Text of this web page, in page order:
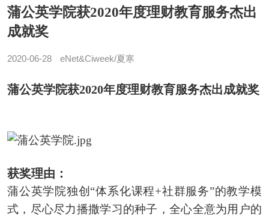
蒲公英学院获2020年度理财教育服务杰出
成就奖
2020-06-28 eNet&Ciweek/夏寒
蒲公英学院获2020年度理财教育服务杰出成就奖
获奖理由：
蒲公英学院独创“体系化课程+社群服务”的教学模
式，尽心尽力播撒学习的种子，全心全意为用户的